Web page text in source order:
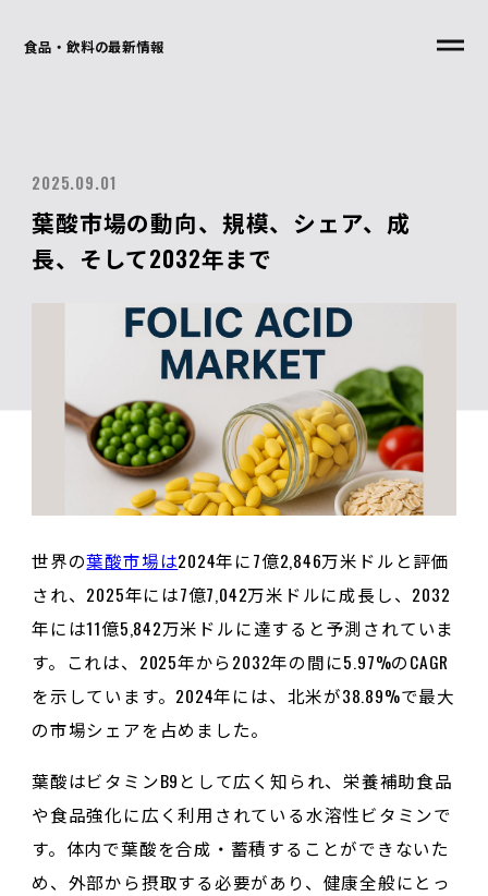
食品・飲料の最新情報
2025.09.01
葉酸市場の動向、規模、シェア、成
長、そして2032年まで
世界の葉酸市場は2024年に7億2,846万米ドルと評価
され、2025年には7億7,042万米ドルに成長し、2032
年には11億5,842万米ドルに達すると予測されていま
す。これは、2025年から2032年の間に5.97%のCAGR
を示しています。2024年には、北米が38.89%で最大
の市場シェアを占めました。
葉酸はビタミンB9として広く知られ、栄養補助食品
や食品強化に広く利用されている水溶性ビタミンで
す。体内で葉酸を合成・蓄積することができないた
め、外部から摂取する必要があり、健康全般にとっ